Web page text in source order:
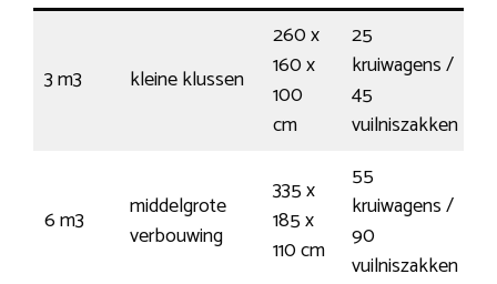
3 m3 kleine klussen
260 x
160 x
100
cm
25
kruiwagens /
45
vuilniszakken
6 m3
middelgrote
verbouwing
335 x
185 x
110 cm
55
kruiwagens /
90
vuilniszakken